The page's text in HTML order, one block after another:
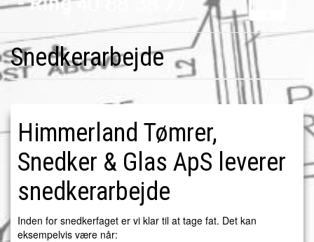
Glas
Referencer
Snedkerarbejde
​Himmerland Tømrer,
Snedker & Glas ApS leverer
snedkerarbejde
​Inden for snedkerfaget er vi klar til at tage fat. Det kan
eksempelvis være når: